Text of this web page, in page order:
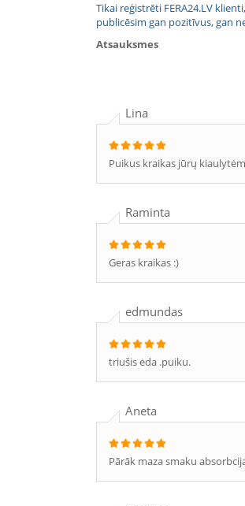
Tikai reģistrēti FERA24.LV
publicēsim gan pozitīvus, gan
Atsauksmes
Lina
Puikus kraikas jūrų kiaulytėm
Raminta
Geras kraikas :)
edmundas
triušis ėda .puiku.
Aneta
Pārāk maza smaku